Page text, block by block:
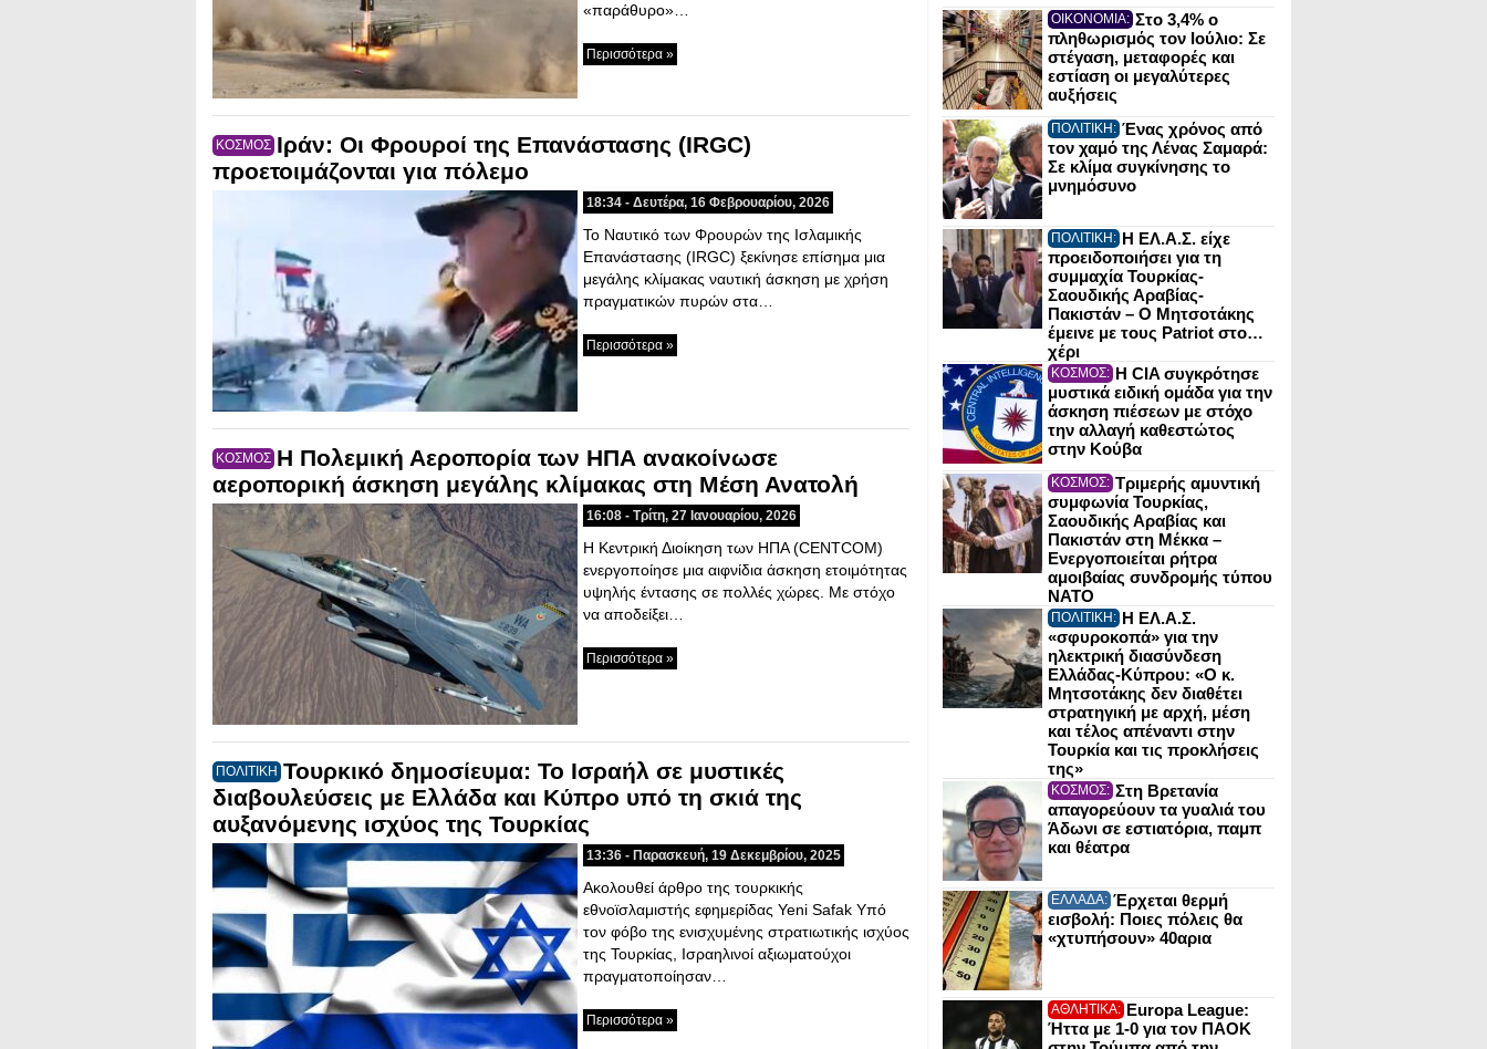
«παράθυρο»…
Περισσότερα »
ΚΟΣΜΟΣ Ιράν: Οι Φρουροί της Επανάστασης (IRGC)
προετοιμάζονται για πόλεμο
18:34 - Δευτέρα, 16 Φεβρουαρίου, 2026
Το Ναυτικό των Φρουρών της Ισλαμικής
Επανάστασης (IRGC) ξεκίνησε επίσημα μια
μεγάλης κλίμακας ναυτική άσκηση με χρήση
πραγματικών πυρών στα…
Περισσότερα »
ΚΟΣΜΟΣ Η Πολεμική Αεροπορία των ΗΠΑ ανακοίνωσε
αεροπορική άσκηση μεγάλης κλίμακας στη Μέση Ανατολή
16:08 - Τρίτη, 27 Ιανουαρίου, 2026
Η Κεντρική Διοίκηση των ΗΠΑ (CENTCOM)
ενεργοποίησε μια αιφνίδια άσκηση ετοιμότητας
υψηλής έντασης σε πολλές χώρες. Με στόχο
να αποδείξει…
Περισσότερα »
ΠΟΛΙΤΙΚΗ Τουρκικό δημοσίευμα: Το Ισραήλ σε μυστικές
διαβουλεύσεις με Ελλάδα και Κύπρο υπό τη σκιά της
αυξανόμενης ισχύος της Τουρκίας
13:36 - Παρασκευή, 19 Δεκεμβρίου, 2025
Ακολουθεί άρθρο της τουρκικής
εθνοϊσλαμιστής εφημερίδας Yeni Safak Υπό
τον φόβο της ενισχυμένης στρατιωτικής ισχύος
της Τουρκίας, Ισραηλινοί αξιωματούχοι
πραγματοποίησαν…
Περισσότερα »
ΟΙΚΟΝΟΜΙΑ: Στο 3,4% ο
πληθωρισμός τον Ιούλιο: Σε
στέγαση, μεταφορές και
εστίαση οι μεγαλύτερες
αυξήσεις
ΠΟΛΙΤΙΚΗ: Ένας χρόνος από
τον χαμό της Λένας Σαμαρά:
Σε κλίμα συγκίνησης το
μνημόσυνο
ΠΟΛΙΤΙΚΗ: Η ΕΛ.Α.Σ. είχε
προειδοποιήσει για τη
συμμαχία Τουρκίας-
Σαουδικής Αραβίας-
Πακιστάν – Ο Μητσοτάκης
έμεινε με τους Patriot στο…
χέρι
ΚΟΣΜΟΣ: Η CIA συγκρότησε
μυστικά ειδική ομάδα για την
άσκηση πιέσεων με στόχο
την αλλαγή καθεστώτος
στην Κούβα
ΚΟΣΜΟΣ: Τριμερής αμυντική
συμφωνία Τουρκίας,
Σαουδικής Αραβίας και
Πακιστάν στη Μέκκα –
Ενεργοποιείται ρήτρα
αμοιβαίας συνδρομής τύπου
NATO
ΠΟΛΙΤΙΚΗ: Η ΕΛ.Α.Σ.
«σφυροκοπά» για την
ηλεκτρική διασύνδεση
Ελλάδας-Κύπρου: «Ο κ.
Μητσοτάκης δεν διαθέτει
στρατηγική με αρχή, μέση
και τέλος απέναντι στην
Τουρκία και τις προκλήσεις
της»
ΚΟΣΜΟΣ: Στη Βρετανία
απαγορεύουν τα γυαλιά του
Άδωνι σε εστιατόρια, παμπ
και θέατρα
ΕΛΛΑΔΑ: Έρχεται θερμή
εισβολή: Ποιες πόλεις θα
«χτυπήσουν» 40αρια
ΑΘΛΗΤΙΚΑ: Europa League:
Ήττα με 1-0 για τον ΠΑΟΚ